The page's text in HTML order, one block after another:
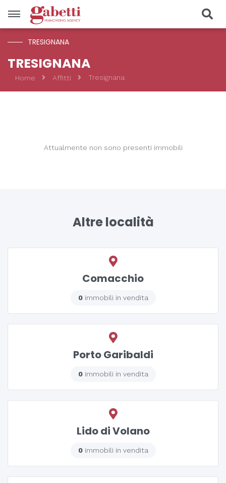
Tipologia
TRESIGNANA
TRESIGNANA
Home Affitti Tresignana
Attualmente non sono presenti immobili
Altre località
Comacchio
0immobili in vendita
Porto Garibaldi
0immobili in vendita
Lido di Volano
0immobili in vendita